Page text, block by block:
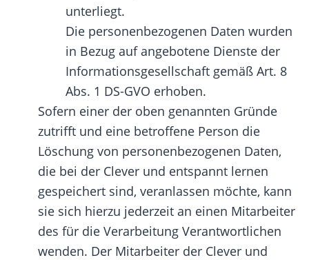
unterliegt.
Die personenbezogenen Daten wurden
in Bezug auf angebotene Dienste der
Informationsgesellschaft gemäß Art. 8
Abs. 1 DS-GVO erhoben.
Sofern einer der oben genannten Gründe
zutrifft und eine betroffene Person die
Löschung von personenbezogenen Daten,
die bei der Clever und entspannt lernen
gespeichert sind, veranlassen möchte, kann
sie sich hierzu jederzeit an einen Mitarbeiter
des für die Verarbeitung Verantwortlichen
wenden. Der Mitarbeiter der Clever und